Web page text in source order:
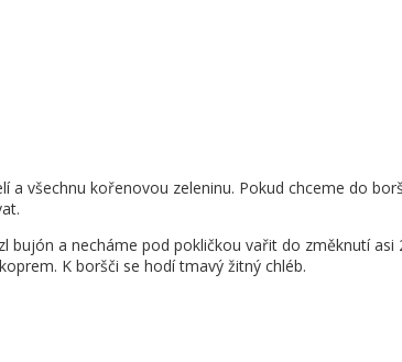
všechnu kořenovou zeleninu. Pokud chceme do
a necháme pod pokličkou vařit do změknutí asi
K boršči se hodí tmavý žitný chléb.